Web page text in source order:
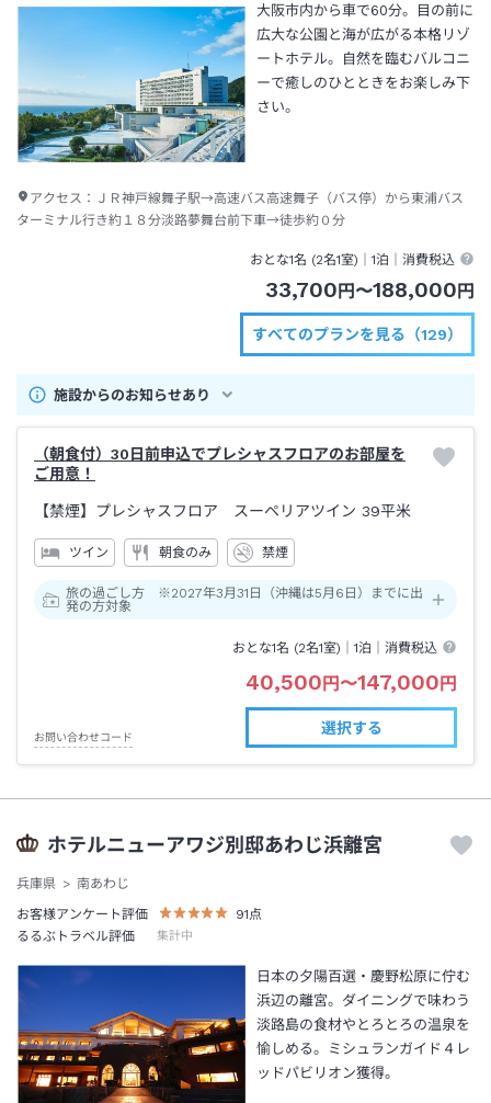
大阪市内から車で60分。目の前に
広大な公園と海が広がる本格リゾ
ートホテル。自然を臨むバルコニ
ーで癒しのひとときをお楽しみ下
さい。
アクセス： ＪＲ神戸線舞子駅→高速バス高速舞子（バス停）から東浦バス
ターミナル行き約１８分淡路夢舞台前下車→徒歩約０分
おとな1名 (2名1室)｜1泊 ｜消費税込
33,700 円 〜188,000 円
すべてのプランを見る（129）
施設からのお知らせあり
（朝食付）30日前申込でプレシャスフロアのお部屋を
ご用意！
【禁煙】プレシャスフロア スーペリアツイン 39平米
ツイン 朝食のみ 禁煙
旅の過ごし方 ※2027年3月31日（沖縄は5月6日）までに出
発の方対象
おとな1名 (2名1室)｜1泊 ｜消費税込
40,500 円 〜147,000 円
お問い合わせコード
選択する
ホテルニューアワジ別邸あわじ浜離宮
兵庫県
南あわじ
お客様アンケート評価
91 点
るるぶトラベル評価
集計中
日本の夕陽百選・慶野松原に佇む
浜辺の離宮。ダイニングで味わう
淡路島の食材やとろとろの温泉を
愉しめる。ミシュランガイド４レ
ッドパビリオン獲得。